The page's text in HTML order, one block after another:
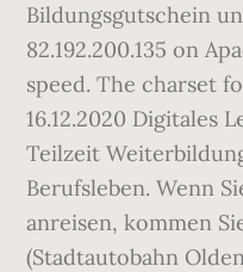
Bildungsgutschein
82.192.200.135 on
speed. The charset
16.12.2020 Digitales
Teilzeit
Berufsleben. Wenn
anreisen, kommen
(Stadtautobahn